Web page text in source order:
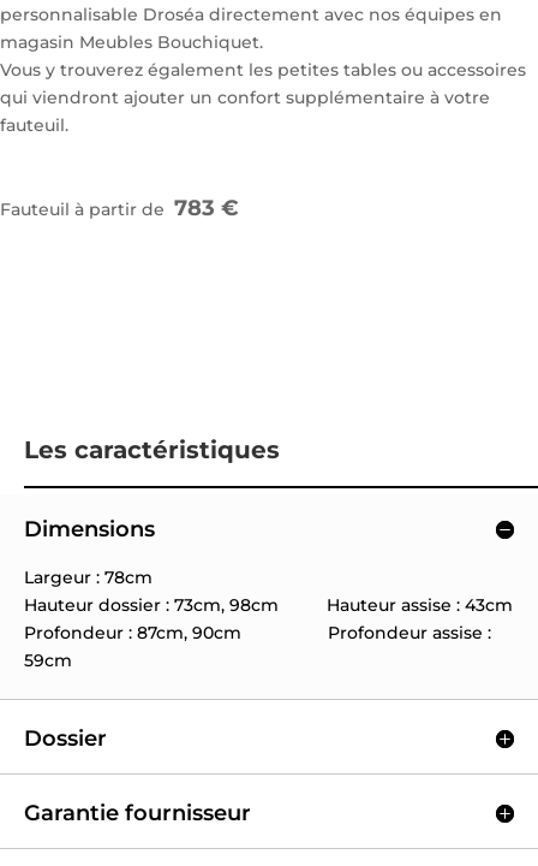
personnalisable Droséa directement avec nos équipes en
magasin Meubles Bouchiquet.
Vous y trouverez également les petites tables ou accessoires
qui viendront ajouter un confort supplémentaire à votre
fauteuil.
Fauteuil à partir de 783 €
Les caractéristiques
Dimensions
Largeur : 78cm
Hauteur dossier : 73cm, 98cm Hauteur assise : 43cm
Profondeur : 87cm, 90cm Profondeur assise :
59cm
Dossier
Garantie fournisseur